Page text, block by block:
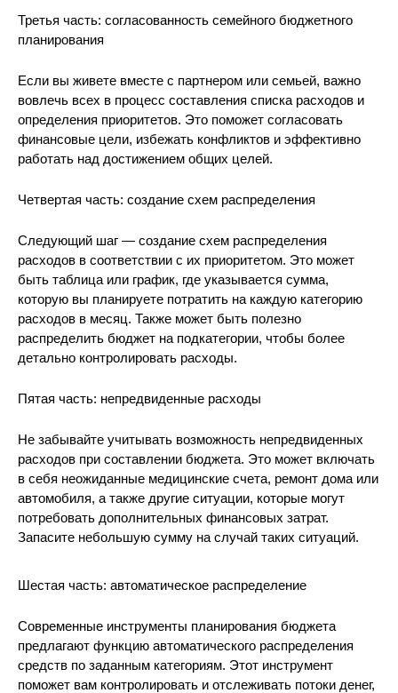
Третья часть: согласованность семейного бюджетного
планирования
Если вы живете вместе с партнером или семьей, важно
вовлечь всех в процесс составления списка расходов и
определения приоритетов. Это поможет согласовать
финансовые цели, избежать конфликтов и эффективно
работать над достижением общих целей.
Четвертая часть: создание схем распределения
Следующий шаг — создание схем распределения
расходов в соответствии с их приоритетом. Это может
быть таблица или график, где указывается сумма,
которую вы планируете потратить на каждую категорию
расходов в месяц. Также может быть полезно
распределить бюджет на подкатегории, чтобы более
детально контролировать расходы.
Пятая часть: непредвиденные расходы
Не забывайте учитывать возможность непредвиденных
расходов при составлении бюджета. Это может включать
в себя неожиданные медицинские счета, ремонт дома или
автомобиля, а также другие ситуации, которые могут
потребовать дополнительных финансовых затрат.
Запасите небольшую сумму на случай таких ситуаций.
Шестая часть: автоматическое распределение
Современные инструменты планирования бюджета
предлагают функцию автоматического распределения
средств по заданным категориям. Этот инструмент
поможет вам контролировать и отслеживать потоки денег,